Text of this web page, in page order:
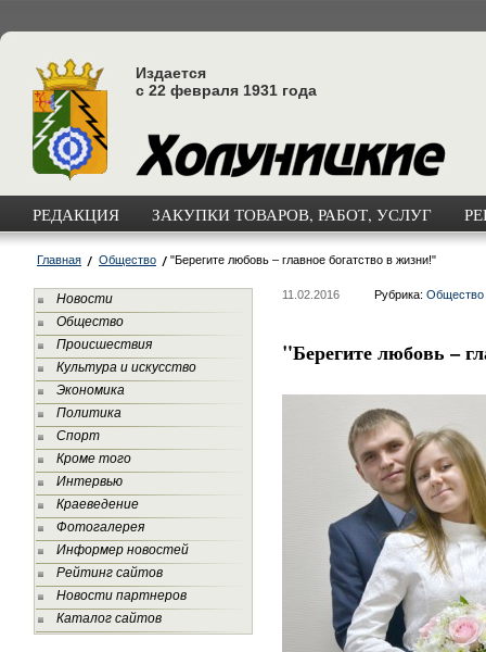
Издается
с 22 февраля 1931 года
РЕДАКЦИЯ ЗАКУПКИ ТОВАРОВ, РАБОТ, УСЛУГ
Главная Общество "Берегите любовь – главное богатство в жизни!"
Новости
Общество
Происшествия
Культура и искусство
Экономика
Политика
Спорт
Кроме того
Интервью
Краеведение
Фотогалерея
Информер новостей
Рейтинг сайтов
Новости партнеров
Каталог сайтов
11.02.2016 Рубрика: Общество
"Берегите любовь –